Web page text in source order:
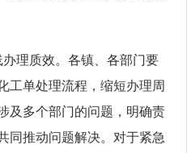
办理质效。各镇、各部门要
工单处理流程，缩短办理周
及多个部门的问题，明确责
同推动问题解决。对于紧急